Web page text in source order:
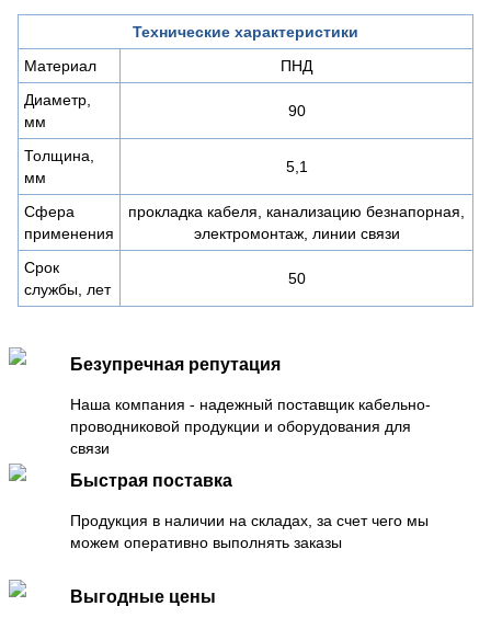
Технические характеристики
Материал
ПНД
Диаметр,
мм
90
Толщина,
мм
5,1
Сфера
применения
прокладка кабеля, канализацию безнапорная,
электромонтаж, линии связи
Срок
службы, лет
50
Безупречная репутация
Наша компания - надежный поставщик кабельно-
проводниковой продукции и оборудования для
связи
Быстрая поставка
Продукция в наличии на складах, за счет чего мы
можем оперативно выполнять заказы
Выгодные цены